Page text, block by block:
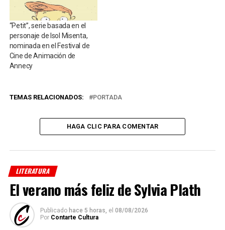
“Petit”, serie basada en el
personaje de Isol Misenta,
nominada en el Festival de
Cine de Animación de
Annecy
TEMAS RELACIONADOS: PORTADA
HAGA CLIC PARA COMENTAR
LITERATURA
El verano más feliz de Sylvia Plath
Publicado hace 5 horas, el 08/08/2026
Por Contarte Cultura